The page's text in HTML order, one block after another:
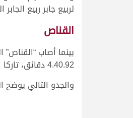
لربيع جابر ربيع الجابر
القناص
بينما أصاب
4.40.92 دقائق، تاركا الوصافة لـ “مدلل” ملك عبدالله فرج حماد البلوي الذي وصل في 4.44.68 دقائق.
والجدو التالي يوضح